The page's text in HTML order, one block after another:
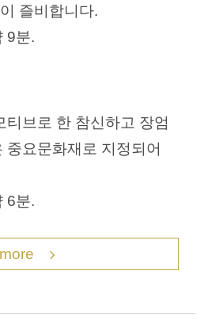
즐비합니다.
9분.
티브로 한 참신하고 장엄
중요문화재로 지정되어
6분.
more